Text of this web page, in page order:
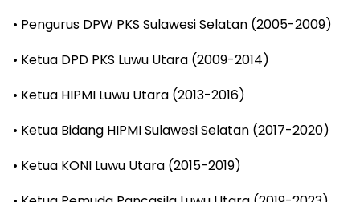
• Pengurus DPW PKS Sulawesi Selatan (2005-2009)
• Ketua DPD PKS Luwu Utara (2009-2014)
• Ketua HIPMI Luwu Utara (2013-2016)
• Ketua Bidang HIPMI Sulawesi Selatan (2017-2020)
• Ketua KONI Luwu Utara (2015-2019)